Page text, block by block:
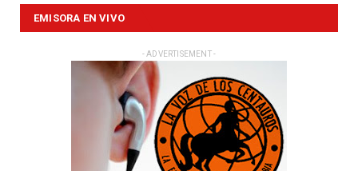
EMISORA EN VIVO
- ADVERTISEMENT -